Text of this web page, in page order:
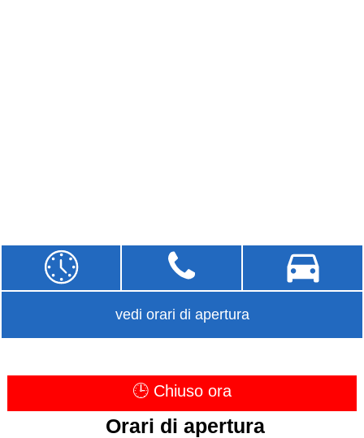
vedi orari di apertura
🕒 Chiuso ora
Orari di apertura